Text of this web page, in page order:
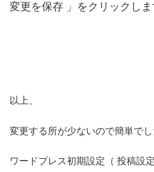
変更を保存 」をクリックしま
以上、
変更する所が少ないので簡単でし
ワードプレス初期設定（ 投稿設